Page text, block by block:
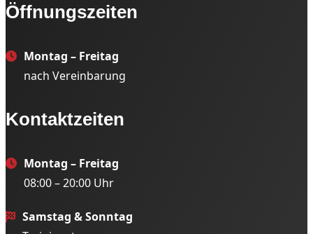
Öffnungszeiten
Montag – Freitag
nach Vereinbarung
Kontaktzeiten
Montag – Freitag
08:00 – 20:00 Uhr
Samstag & Sonntag